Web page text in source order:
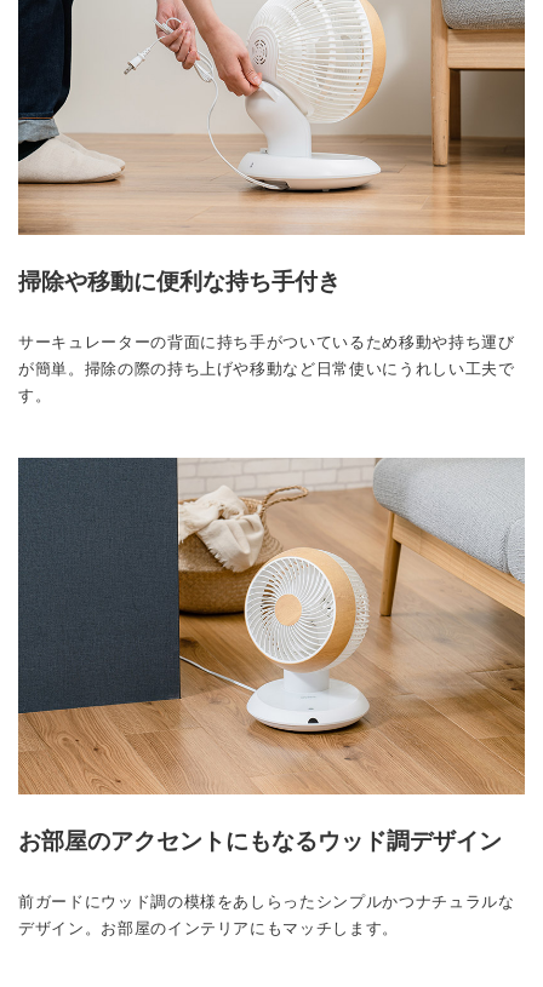
掃除や移動に便利な持ち手付き
サーキュレーターの背面に持ち手がついているため移動や持ち運び
が簡単。掃除の際の持ち上げや移動など日常使いにうれしい工夫で
す。
お部屋のアクセントにもなるウッド調デザイン
前ガードにウッド調の模様をあしらったシンプルかつナチュラルな
デザイン。お部屋のインテリアにもマッチします。